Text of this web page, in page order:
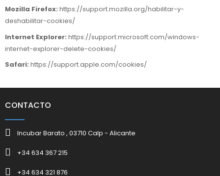
Mozilla Firefox: https://support.mozilla.org/habilitar-y-
deshabilitar-cookies/
Internet Explorer: https://support.microsoft.com/windows-
internet-explorer-delete-cookies/
Safari: https://support.apple.com/cookies/
CONTACTO
Incubar Barato , 03710 Calp - Alicante
+34 634 367 215
+34 634 321 876